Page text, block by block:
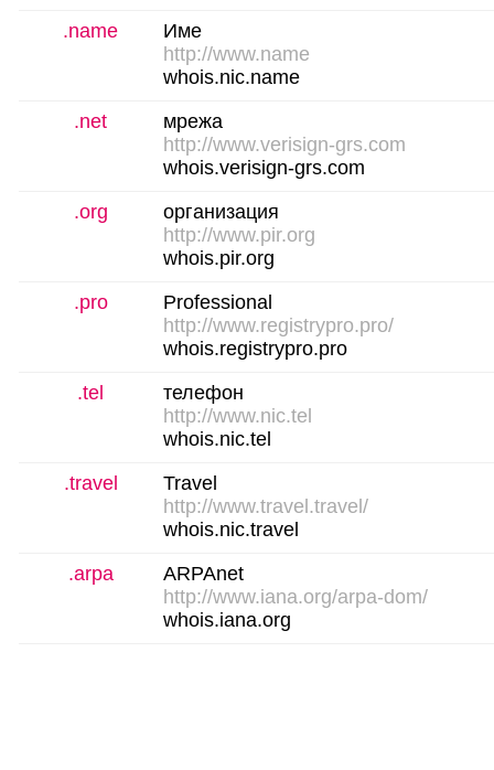
.name
Име
http://www.name
whois.nic.name
.net
мрежа
http://www.verisign-grs.com
whois.verisign-grs.com
.org
организация
http://www.pir.org
whois.pir.org
.pro
Professional
http://www.registrypro.pro/
whois.registrypro.pro
.tel
телефон
http://www.nic.tel
whois.nic.tel
.travel
Travel
http://www.travel.travel/
whois.nic.travel
.arpa
ARPAnet
http://www.iana.org/arpa-dom/
whois.iana.org